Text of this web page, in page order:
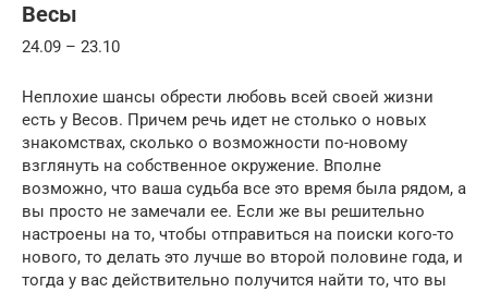
Весы
24.09 – 23.10
Неплохие шансы обрести любовь всей своей жизни
есть у Весов. Причем речь идет не столько о новых
знакомствах, сколько о возможности по-новому
взглянуть на собственное окружение. Вполне
возможно, что ваша судьба все это время была рядом, а
вы просто не замечали ее. Если же вы решительно
настроены на то, чтобы отправиться на поиски кого-то
нового, то делать это лучше во второй половине года, и
тогда у вас действительно получится найти то, что вы